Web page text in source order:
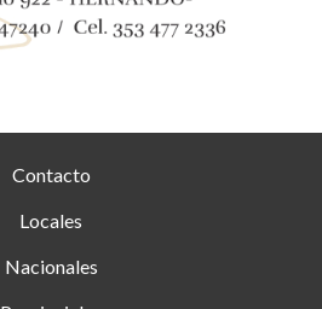
Contacto
Locales
Nacionales